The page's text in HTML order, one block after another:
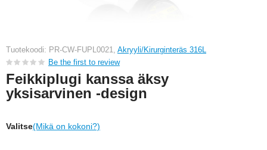
Tuotekoodi: PR-CW-FUPL0021, Akryyli/Kirurginteräs 316L
Be the first to review
Feikkiplugi kanssa äksy
yksisarvinen -design
Valitse(Mikä on kokoni?)